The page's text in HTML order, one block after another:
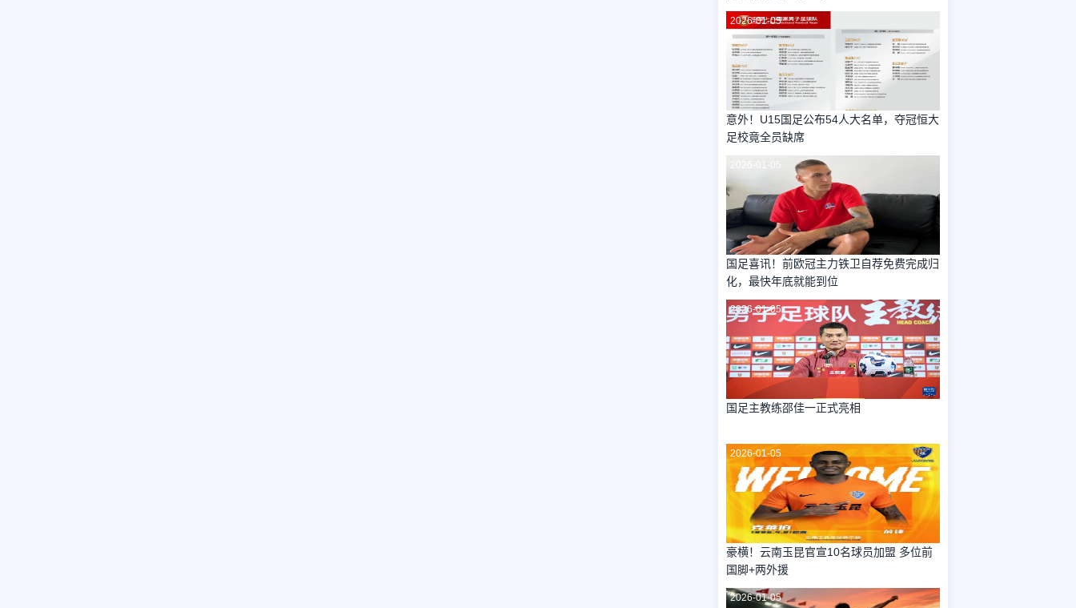
2026-01-05
意外！U15国足公布54人大名单，夺冠恒大
足校竟全员缺席
2026-01-05
国足喜讯！前欧冠主力铁卫自荐免费完成归
化，最快年底就能到位
2026-01-05
国足主教练邵佳一正式亮相
2026-01-05
豪横！云南玉昆官宣10名球员加盟 多位前
国脚+两外援
2026-01-05